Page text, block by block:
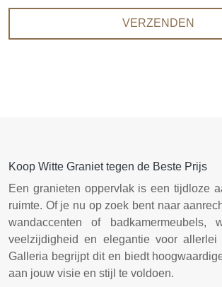
VERZENDEN
Koop Witte Graniet tegen de Beste Prijs
Een granieten oppervlak is een tijdloze
ruimte. Of je nu op zoek bent naar
wandaccenten of badkamermeubels,
veelzijdigheid en elegantie voor allerlei
Galleria begrijpt dit en biedt
aan jouw visie en stijl te voldoen.